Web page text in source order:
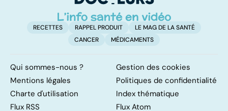
RECETTES RAPPEL PRODUIT
LE MAG DE LA SANTÉ
CANCER
MÉDICAMENTS
Qui sommes-nous ?
Gestion des cookies
Mentions légales
Politiques de confidentialité
Charte d'utilisation
Index thématique
Flux RSS
Flux Atom